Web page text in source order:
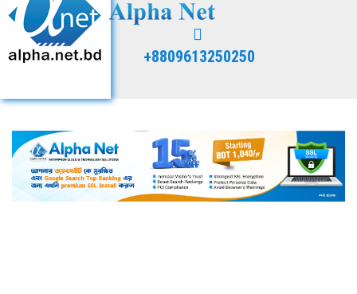
+8809613250250